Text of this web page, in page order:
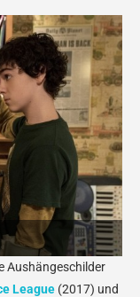
Aushängeschilder
League (2017) und